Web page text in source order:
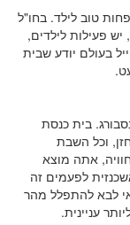
טוב לילד. בחו"ל
פעילות לילדים,
בעולם יודע שבית
בית כנסת
וכל השבת
אתה מוצא
לפעמים זה
לבא להתפלל מהר
עניינית.